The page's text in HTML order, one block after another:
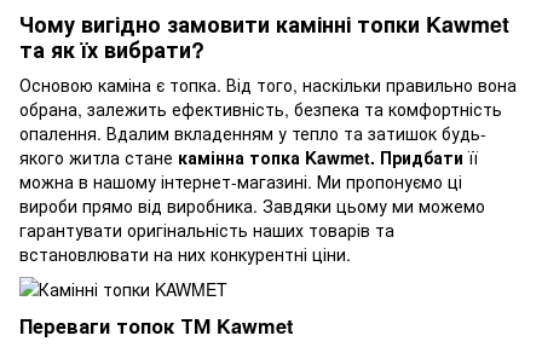
Чому вигідно замовити камінні топки Kawmet
та як їх вибрати?
Основою каміна є топка. Від того, наскільки правильно вона
обрана, залежить ефективність, безпека та комфортність
опалення. Вдалим вкладенням у тепло та затишок будь-
якого житла стане камінна топка Kawmet. Придбати її
можна в нашому інтернет-магазині. Ми пропонуємо ці
вироби прямо від виробника. Завдяки цьому ми можемо
гарантувати оригінальність наших товарів та
встановлювати на них конкурентні ціни.
Переваги топок ТМ Kawmet